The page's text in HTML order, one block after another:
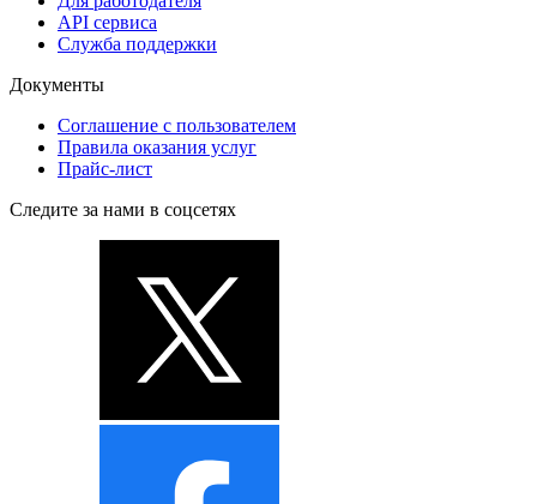
API сервиса
Служба поддержки
Документы
Соглашение с пользователем
Правила оказания услуг
Прайс-лист
Следите за нами в соцсетях